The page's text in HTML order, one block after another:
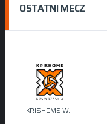
OSTATNI MECZ
KRISHOME WRZEŚNIA